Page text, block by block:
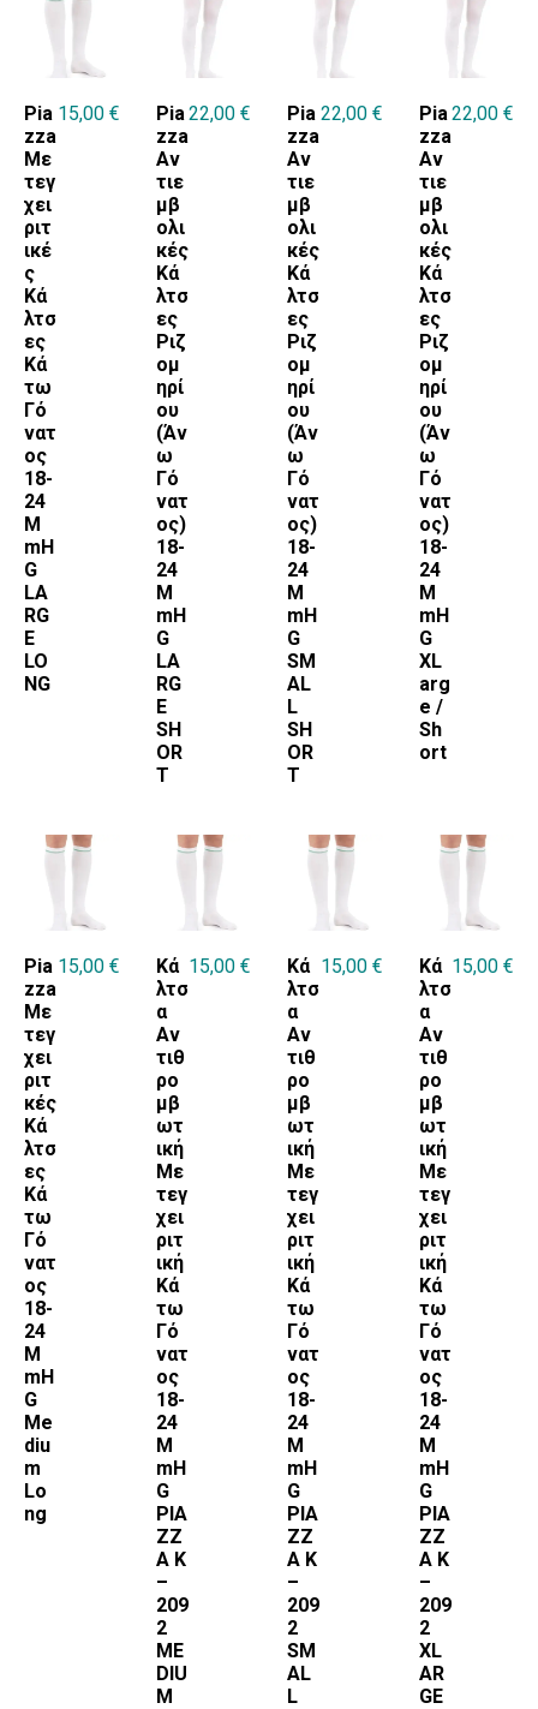
BRANDS
KYRITSIS
ΧΡΩΜΑ
ΜΕΓΕΘΟΣ
Pia
zza
Με
τεγ
χει
ριτ
ικέ
ς
Κά
λτσ
ες
Κά
τω
Γό
νατ
ος
18-
24
M
mH
G
LA
RG
E
LO
NG
15,00 €
Pia
zza
Αν
τιε
μβ
ολι
κές
Κά
λτσ
ες
Ριζ
ομ
ηρί
ου
(Άν
ω
Γό
νατ
ος)
18-
24
M
mH
G
LA
RG
E
SH
OR
T
22,00 €
Pia
zza
Αν
τιε
μβ
ολι
κές
Κά
λτσ
ες
Ριζ
ομ
ηρί
ου
(Άν
ω
Γό
νατ
ος)
18-
24
M
mH
G
SM
AL
L
SH
OR
T
22,00 €
Pia
zza
Αν
τιε
μβ
ολι
κές
Κά
λτσ
ες
Ριζ
ομ
ηρί
ου
(Άν
ω
Γό
νατ
ος)
18-
24
M
mH
G
XL
arg
e /
Sh
ort
22,00 €
Pia
zza
Με
τεγ
χει
ριτ
κές
Κά
λτσ
ες
Κά
τω
Γό
νατ
ος
18-
24
M
mH
G
Me
diu
m
Lo
ng
15,00 €
Κά
λτσ
α
Αν
τιθ
ρο
μβ
ωτ
ική
Με
τεγ
χει
ριτ
ική
Κά
τω
Γό
νατ
ος
18-
24
M
mH
G
PIA
ZZ
A K
–
209
2
ME
DIU
M
15,00 €
Κά
λτσ
α
Αν
τιθ
ρο
μβ
ωτ
ική
Με
τεγ
χει
ριτ
ική
Κά
τω
Γό
νατ
ος
18-
24
M
mH
G
PIA
ZZ
A K
–
209
2
SM
AL
L
15,00 €
Κά
λτσ
α
Αν
τιθ
ρο
μβ
ωτ
ική
Με
τεγ
χει
ριτ
ική
Κά
τω
Γό
νατ
ος
18-
24
M
mH
G
PIA
ZZ
A K
–
209
2
XL
AR
GE
15,00 €